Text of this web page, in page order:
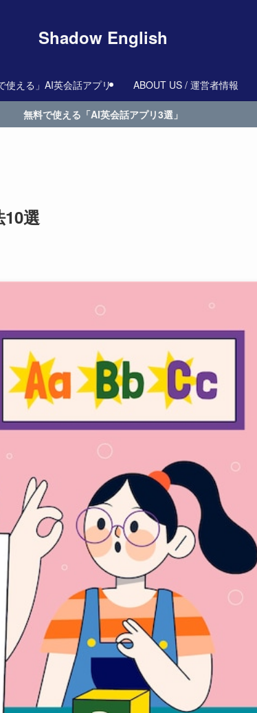
Shadow English
使える」AI英会話アプリ ABOUT US / 運営者情報
無料で使える「AI英会話アプリ3選」
選